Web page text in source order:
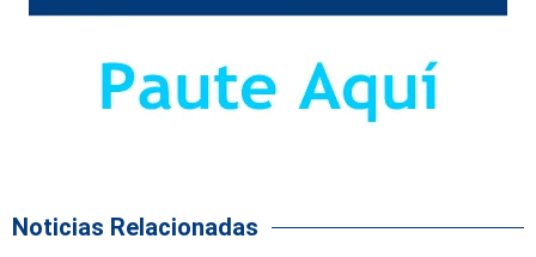
Noticias Relacionadas